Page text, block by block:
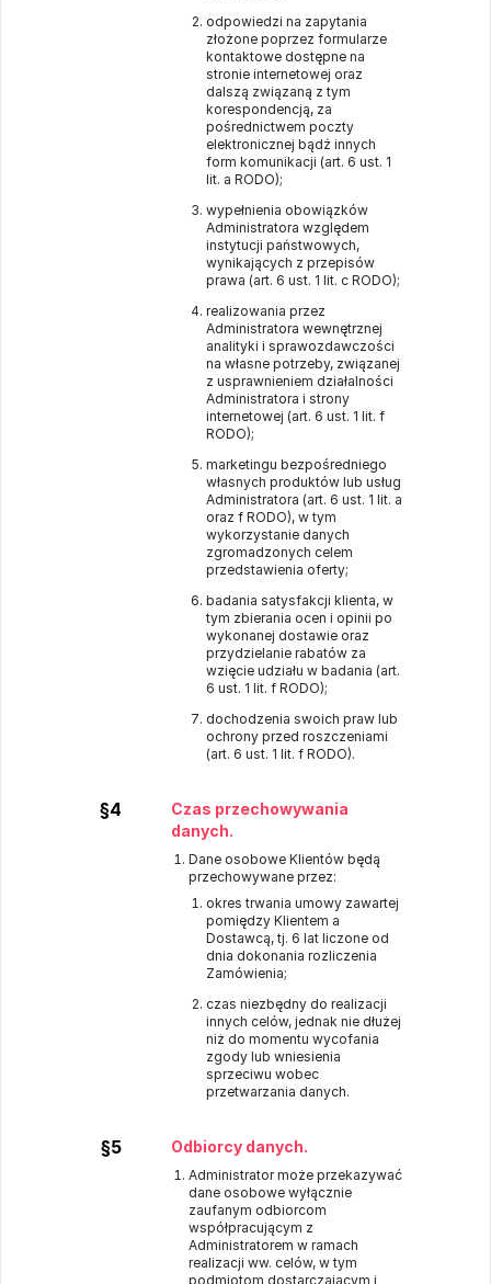
odpowiedzi na zapytania
złożone poprzez formularze
kontaktowe dostępne na
stronie internetowej oraz
dalszą związaną z tym
korespondencją, za
pośrednictwem poczty
elektronicznej bądź innych
form komunikacji (art. 6 ust. 1
lit. a RODO);
wypełnienia obowiązków
Administratora względem
instytucji państwowych,
wynikających z przepisów
prawa (art. 6 ust. 1 lit. c RODO);
realizowania przez
Administratora wewnętrznej
analityki i sprawozdawczości
na własne potrzeby, związanej
z usprawnieniem działalności
Administratora i strony
internetowej (art. 6 ust. 1 lit. f
RODO);
marketingu bezpośredniego
własnych produktów lub usług
Administratora (art. 6 ust. 1 lit. a
oraz f RODO), w tym
wykorzystanie danych
zgromadzonych celem
przedstawienia oferty;
badania satysfakcji klienta, w
tym zbierania ocen i opinii po
wykonanej dostawie oraz
przydzielanie rabatów za
wzięcie udziału w badania (art.
6 ust. 1 lit. f RODO);
dochodzenia swoich praw lub
ochrony przed roszczeniami
(art. 6 ust. 1 lit. f RODO).
§4
Czas przechowywania
danych.
Dane osobowe Klientów będą
przechowywane przez:
okres trwania umowy zawartej
pomiędzy Klientem a
Dostawcą, tj. 6 lat liczone od
dnia dokonania rozliczenia
Zamówienia;
czas niezbędny do realizacji
innych celów, jednak nie dłużej
niż do momentu wycofania
zgody lub wniesienia
sprzeciwu wobec
przetwarzania danych.
§5 Odbiorcy danych.
Administrator może przekazywać
dane osobowe wyłącznie
zaufanym odbiorcom
współpracującym z
Administratorem w ramach
realizacji ww. celów, w tym
podmiotom dostarczającym i